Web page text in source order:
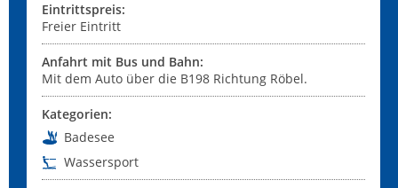
Eintrittspreis:
Freier Eintritt
Anfahrt mit Bus und Bahn:
Mit dem Auto über die B198 Richtung Röbel.
Kategorien:
Badesee
Wassersport